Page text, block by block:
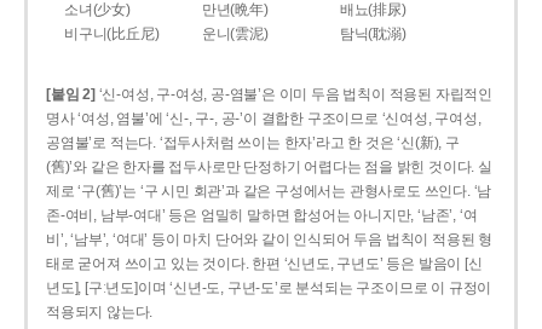
소녀(少女) 만년(晩年)
배뇨(排尿)
비구니(比丘尼)
운니(雲泥) 탐닉(耽溺)
[붙임 2] ‘신-여성, 구-여성, 공-염불’은 이미 두음 법칙이 적용된 자립적인
명사 ‘여성, 염불’에 ‘신-, 구-, 공-’이 결합한 구조이므로 ‘신여성, 구여성,
공염불’로 적는다. ‘접두사처럼 쓰이는 한자’라고 한 것은 ‘신(新), 구
(舊)’와 같은 한자를 접두사로만 단정하기 어렵다는 점을 밝힌 것이다. 실
제로 ‘구(舊)’는 ‘구 시민 회관’과 같은 구성에서는 관형사로도 쓰인다. ‘남
존­-여비, 남부-­여대’ 등은 엄밀히 말하면 합성어는 아니지만, ‘남존’, ‘여
비’, ‘남부’, ‘여대’ 등이 마치 단어와 같이 인식되어 두음 법칙이 적용된 형
태로 굳어져 쓰이고 있는 것이다. 한편 ‘신년도, 구년도’ 등은 발음이 [신
년도], [구ː년도]이며 ‘신년­-도, 구년-­도’로 분석되는 구조이므로 이 규정이
적용되지 않는다.